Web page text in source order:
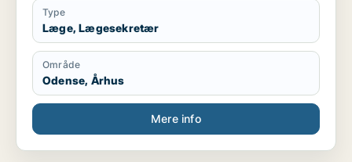
Type
Læge, Lægesekretær
Område
Odense, Århus
Mere info